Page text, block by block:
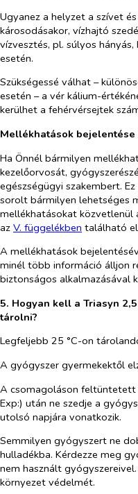
Ugyanez a helyzet a szívet
károsodásakor, vízhajtó
vízvesztés, pl. súlyos
esetén.
Szükségessé válhat –
esetén – a vér kálium-
kerülhet a fehérvérsejtek
Mellékhatások bejelentése
Ha Önnél bármilyen
kezelőorvosát,
egészségügyi szakembert.
sorolt bármilyen lehetséges
mellékhatásokat közvetlenül
az V. függelékben található
A mellékhatások
minél több információ álljon
biztonságos alkalmazásával
5. Hogyan kell a Triasyn
tárolni?
Legfeljebb 25 °C-on
A gyógyszer gyermekektől
A csomagoláson feltüntetett
Exp:) után ne szedje a
utolsó napjára vonatkozik.
Semmilyen gyógyszert ne
hulladékba. Kérdezze meg
nem használt
környezet védelmét.